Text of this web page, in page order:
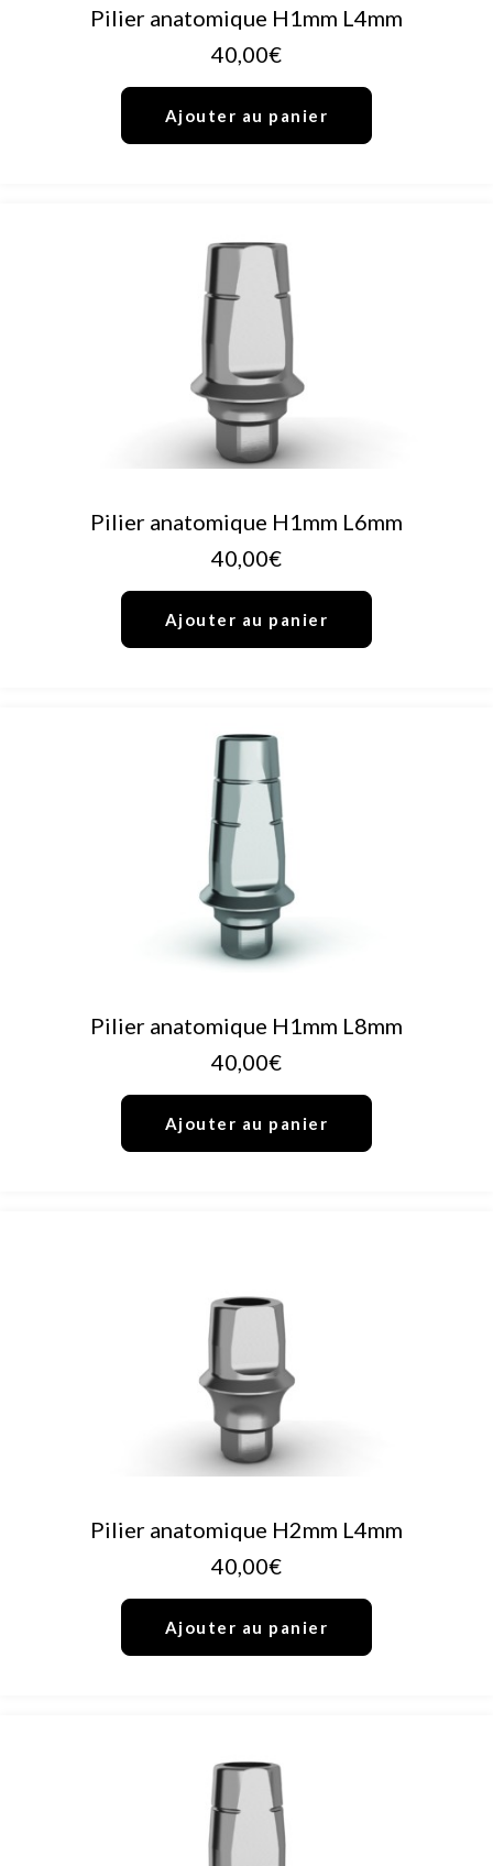
AJOUTER AU PANIER
Pilier anatomique H1mm L4mm
40,00€
Ajouter au panier
AJOUTER AU PANIER
Pilier anatomique H1mm L6mm
40,00€
Ajouter au panier
AJOUTER AU PANIER
Pilier anatomique H1mm L8mm
40,00€
Ajouter au panier
AJOUTER AU PANIER
Pilier anatomique H2mm L4mm
40,00€
Ajouter au panier